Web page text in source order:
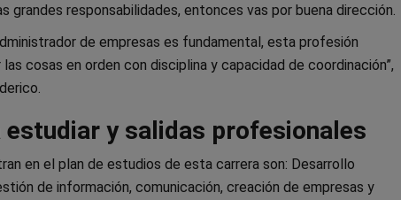
grandes responsabilidades, entonces vas por buena dirección.
de empresas es fundamental, esta profesión
cosas en orden con disciplina y capacidad de coordinación”,
y salidas profesionales
en el plan de estudios de esta carrera son: Desarrollo
de información, comunicación, creación de empresas y